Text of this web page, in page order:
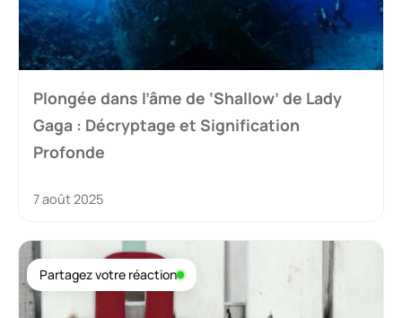
Plongée dans l’âme de ‘Shallow’ de Lady
Gaga : Décryptage et Signification
Profonde
7 août 2025
Partagez votre réaction